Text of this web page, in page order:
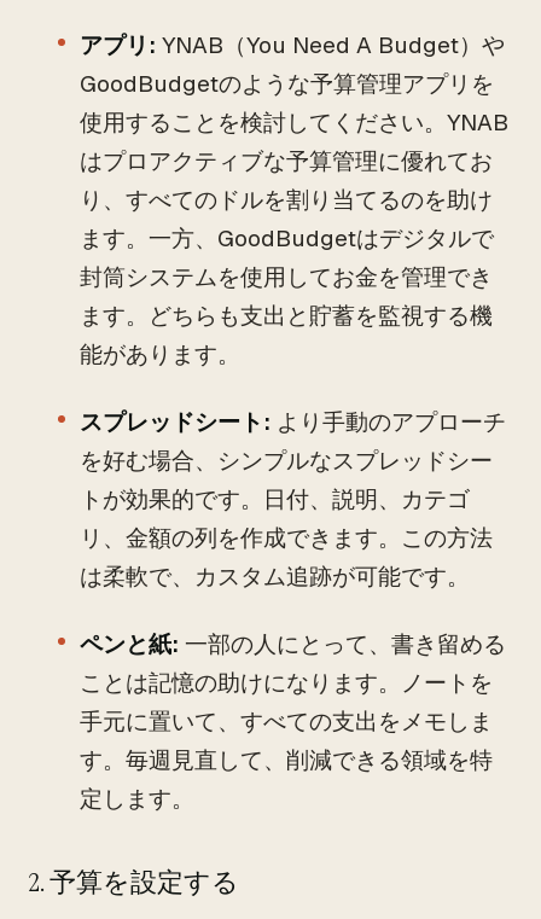
アプリ: YNAB（You Need A Budget）や
GoodBudgetのような予算管理アプリを
使用することを検討してください。YNAB
はプロアクティブな予算管理に優れてお
り、すべてのドルを割り当てるのを助け
ます。一方、GoodBudgetはデジタルで
封筒システムを使用してお金を管理でき
ます。どちらも支出と貯蓄を監視する機
能があります。
スプレッドシート: より手動のアプローチ
を好む場合、シンプルなスプレッドシー
トが効果的です。日付、説明、カテゴ
リ、金額の列を作成できます。この方法
は柔軟で、カスタム追跡が可能です。
ペンと紙: 一部の人にとって、書き留める
ことは記憶の助けになります。ノートを
手元に置いて、すべての支出をメモしま
す。毎週見直して、削減できる領域を特
定します。
2. 予算を設定する